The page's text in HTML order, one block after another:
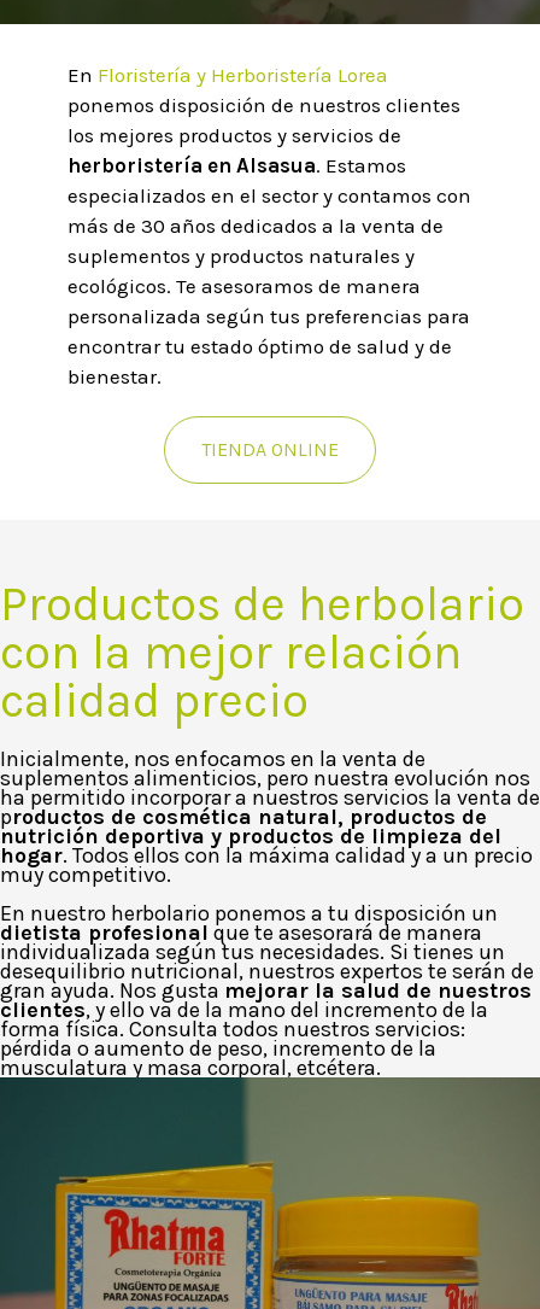
En Floristería y Herboristería Lorea
ponemos disposición de nuestros clientes
los mejores productos y servicios de
herboristería en Alsasua. Estamos
especializados en el sector y contamos con
más de 30 años dedicados a la venta de
suplementos y productos naturales y
ecológicos. Te asesoramos de manera
personalizada según tus preferencias para
encontrar tu estado óptimo de salud y de
bienestar.
TIENDA ONLINE
Productos de herbolario
con la mejor relación
calidad precio
Inicialmente, nos enfocamos en la venta de
suplementos alimenticios, pero nuestra evolución nos
ha permitido incorporar a nuestros servicios la venta de
productos de cosmética natural, productos de
nutrición deportiva y productos de limpieza del
hogar. Todos ellos con la máxima calidad y a un precio
muy competitivo.
En nuestro herbolario ponemos a tu disposición un
dietista profesional que te asesorará de manera
individualizada según tus necesidades. Si tienes un
desequilibrio nutricional, nuestros expertos te serán de
gran ayuda. Nos gusta mejorar la salud de nuestros
clientes, y ello va de la mano del incremento de la
forma física. Consulta todos nuestros servicios:
pérdida o aumento de peso, incremento de la
musculatura y masa corporal, etcétera.